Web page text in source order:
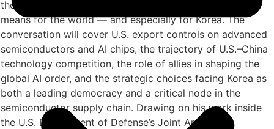
the current U.S. administration’s AI strategy and what it
means for the world — and especially for Korea. The
conversation will cover U.S. export controls on advanced
semiconductors and AI chips, the trajectory of U.S.–China
technology competition, the role of allies in shaping the
global AI order, and the strategic choices facing Korea as
both a leading democracy and a critical node in the
semiconductor supply chain. Drawing on his work inside
the U.S. Department of Defense’s Joint Artificial